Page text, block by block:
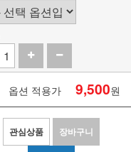
옵션 적용가 9,500원
관심상품 장바구니